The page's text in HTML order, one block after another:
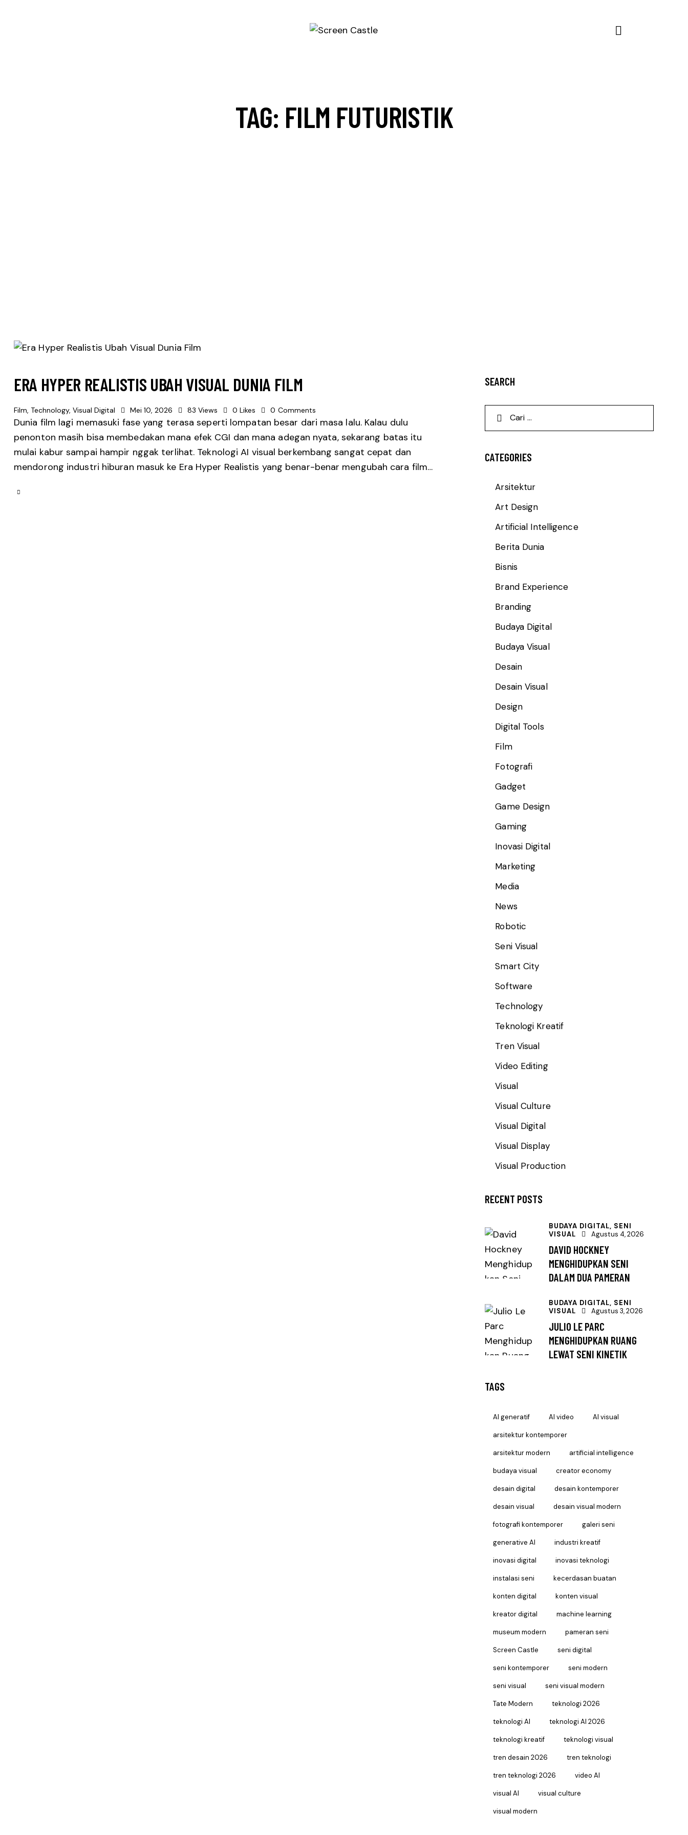
TAG: FILM FUTURISTIK
ERA HYPER REALISTIS UBAH VISUAL DUNIA FILM
Film, Technology, Visual Digital Mei 10, 2026 83 Views 0 Likes 0 Comments
Dunia film lagi memasuki fase yang terasa seperti lompatan besar dari masa lalu. Kalau dulu
penonton masih bisa membedakan mana efek CGI dan mana adegan nyata, sekarang batas itu
mulai kabur sampai hampir nggak terlihat. Teknologi AI visual berkembang sangat cepat dan
mendorong industri hiburan masuk ke Era Hyper Realistis yang benar-benar mengubah cara film…
SEARCH
CATEGORIES
Arsitektur
Art Design
Artificial Intelligence
Berita Dunia
Bisnis
Brand Experience
Branding
Budaya Digital
Budaya Visual
Desain
Desain Visual
Design
Digital Tools
Film
Fotografi
Gadget
Game Design
Gaming
Inovasi Digital
Marketing
Media
News
Robotic
Seni Visual
Smart City
Software
Technology
Teknologi Kreatif
Tren Visual
Video Editing
Visual
Visual Culture
Visual Digital
Visual Display
Visual Production
RECENT POSTS
BUDAYA DIGITAL, SENI
VISUAL
Agustus 4, 2026
DAVID HOCKNEY
MENGHIDUPKAN SENI
DALAM DUA PAMERAN
BUDAYA DIGITAL, SENI
VISUAL
Agustus 3, 2026
JULIO LE PARC
MENGHIDUPKAN RUANG
LEWAT SENI KINETIK
TAGS
AI generatif AI video AI visual
arsitektur kontemporer
arsitektur modern artificial intelligence
budaya visual creator economy
desain digital desain kontemporer
desain visual desain visual modern
fotografi kontemporer galeri seni
generative AI industri kreatif
inovasi digital inovasi teknologi
instalasi seni kecerdasan buatan
konten digital konten visual
kreator digital machine learning
museum modern pameran seni
Screen Castle seni digital
seni kontemporer seni modern
seni visual seni visual modern
Tate Modern teknologi 2026
teknologi AI teknologi AI 2026
teknologi kreatif teknologi visual
tren desain 2026 tren teknologi
tren teknologi 2026 video AI
visual AI visual culture
visual modern